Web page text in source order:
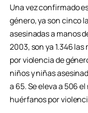
Una vez confirmado
género, ya son cinco
asesinadas a manos
2003, son ya 1.346
por violencia de
niños y niñas
a 65. Se eleva a 506
huérfanos por